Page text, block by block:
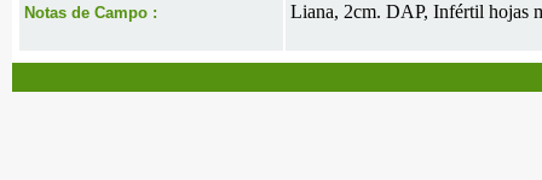
Notas de Campo : Liana, 2cm. DAP, Infértil hojas